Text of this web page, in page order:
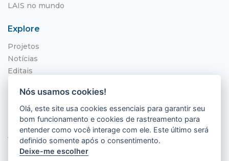
LAIS no mundo
Explore
Projetos
Notícias
Editais
Localização
Hospital Universitário Onofre Lopes - HUOL
Av. Nilo Peçanha, 620 - Petrópolis
Natal - RN, 59012-300
Nós usamos cookies!
Olá, este site usa cookies essenciais para garantir seu
bom funcionamento e cookies de rastreamento para
entender como você interage com ele. Este último será
definido somente após o consentimento.
Deixe-me escolher